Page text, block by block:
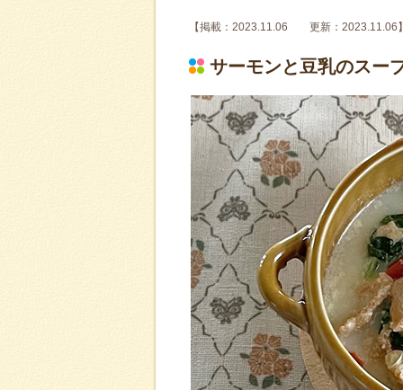
【掲載：2023.11.06 更新：2023.11.06
サーモンと豆乳のスー